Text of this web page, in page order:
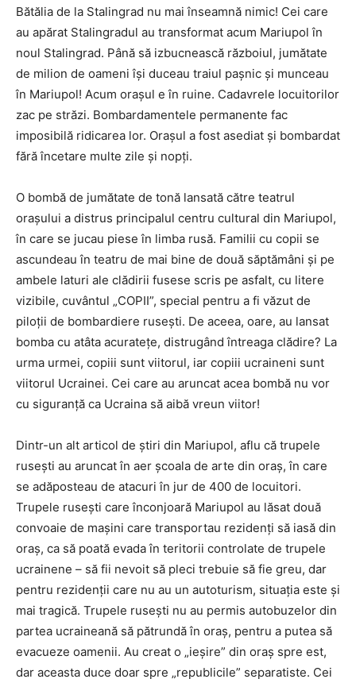
Bătălia de la Stalingrad nu mai înseamnă nimic! Cei care
au apărat Stalingradul au transformat acum Mariupol în
noul Stalingrad. Până să izbucnească războiul, jumătate
de milion de oameni își duceau traiul pașnic și munceau
în Mariupol! Acum orașul e în ruine. Cadavrele locuitorilor
zac pe străzi. Bombardamentele permanente fac
imposibilă ridicarea lor. Orașul a fost asediat și bombardat
fără încetare multe zile și nopți.
O bombă de jumătate de tonă lansată către teatrul
orașului a distrus principalul centru cultural din Mariupol,
în care se jucau piese în limba rusă. Familii cu copii se
ascundeau în teatru de mai bine de două săptămâni și pe
ambele laturi ale clădirii fusese scris pe asfalt, cu litere
vizibile, cuvântul „COPII”, special pentru a fi văzut de
piloții de bombardiere rusești. De aceea, oare, au lansat
bomba cu atâta acuratețe, distrugând întreaga clădire? La
urma urmei, copiii sunt viitorul, iar copiii ucraineni sunt
viitorul Ucrainei. Cei care au aruncat acea bombă nu vor
cu siguranță ca Ucraina să aibă vreun viitor!
Dintr-un alt articol de știri din Mariupol, aflu că trupele
rusești au aruncat în aer școala de arte din oraș, în care
se adăposteau de atacuri în jur de 400 de locuitori.
Trupele rusești care înconjoară Mariupol au lăsat două
convoaie de mașini care transportau rezidenți să iasă din
oraș, ca să poată evada în teritorii controlate de trupele
ucrainene – să fii nevoit să pleci trebuie să fie greu, dar
pentru rezidenții care nu au un autoturism, situația este și
mai tragică. Trupele rusești nu au permis autobuzelor din
partea ucraineană să pătrundă în oraș, pentru a putea să
evacueze oamenii. Au creat o „ieșire” din oraș spre est,
dar aceasta duce doar spre „republicile” separatiste. Cei